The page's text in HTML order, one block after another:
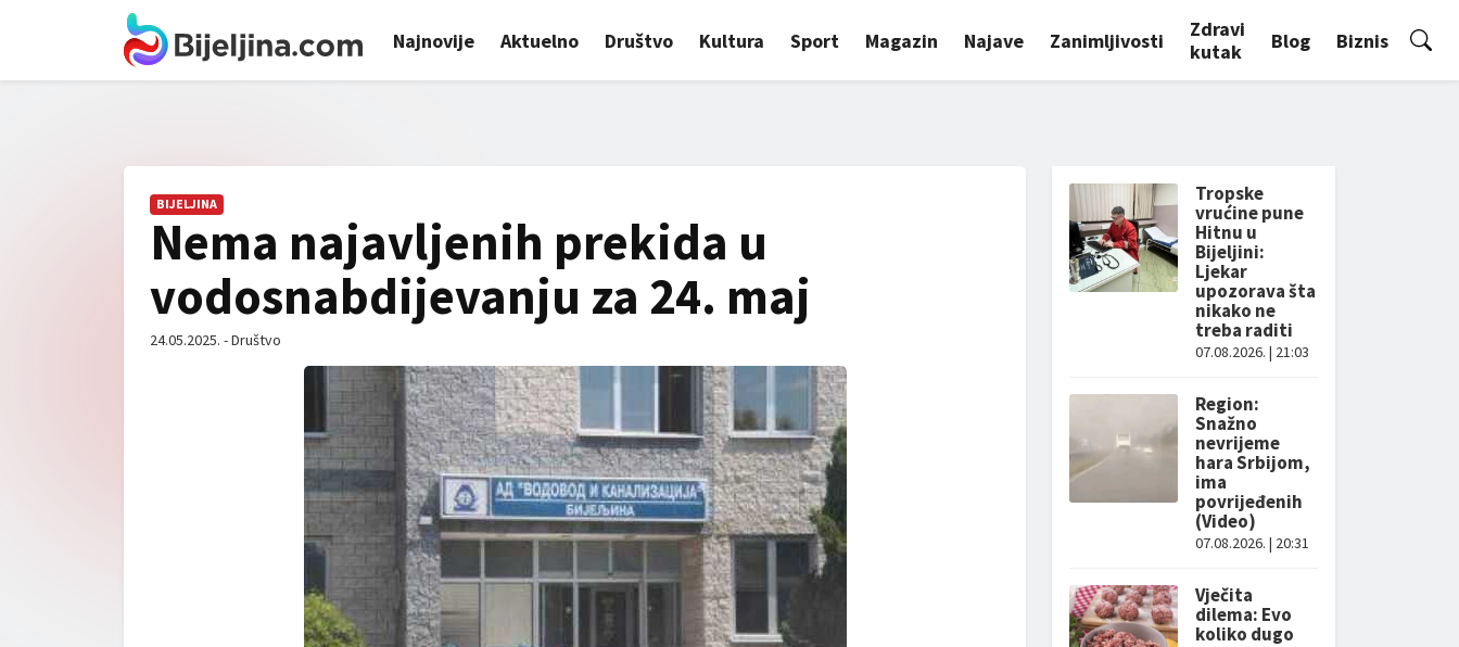
Najnovije Aktuelno Društvo Kultura Sport Magazin Najave Zanimljivosti
Zdravi
kutak
Blog Biznis
BIJELJINA
Nema najavljenih prekida u
vodosnabdijevanju za 24. maj
24.05.2025. - Društvo
Tropske
vrućine pune
Hitnu u
Bijeljini:
Ljekar
upozorava šta
nikako ne
treba raditi
07.08.2026. | 21:03
Region:
Snažno
nevrijeme
hara Srbijom,
ima
povrijeđenih
(Video)
07.08.2026. | 20:31
Vječita
dilema: Evo
koliko dugo